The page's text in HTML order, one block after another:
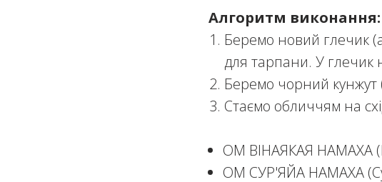
Алгоритм виконання:
Беремо новий глечик
для тарпани. У глечик
Беремо чорний кунжут
Стаємо обличчям на
ОМ ВІНАЯКАЯ НАМАХА
ОМ СУР'ЯЙА НАМАХА